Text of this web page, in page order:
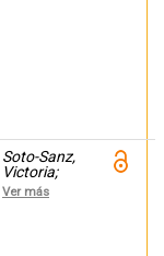
Soto-Sanz,
Victoria;
Marzo,
Juan
Ver más